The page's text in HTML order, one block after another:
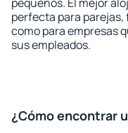
perfecta para parejas,
como para empresas
sus empleados.
¿Cómo encontrar